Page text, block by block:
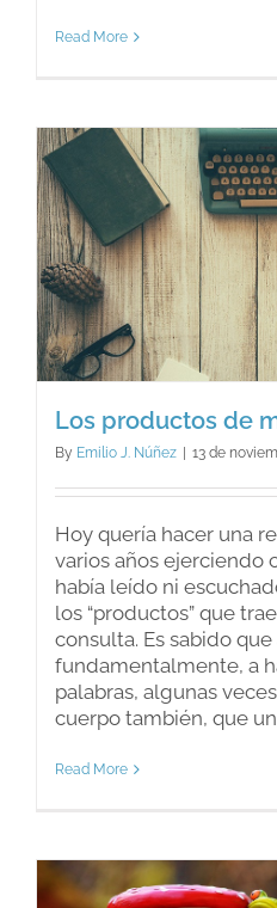
Read More
Los productos de
By Emilio J. Núñez | 13 de
Hoy quería hacer una
varios años ejerciendo
había leído ni
los “productos” que
consulta. Es sabido
fundamentalmente, a
palabras, algunas
cuerpo también, que
Read More